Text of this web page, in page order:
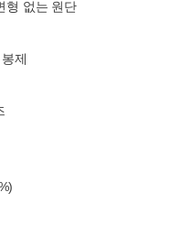
형 없는 원단
제